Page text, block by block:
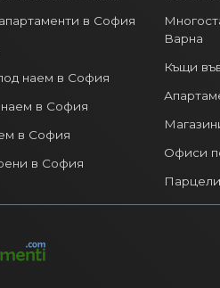
в София
наем в София
в София
в София
в София
Варна
Къщи
Офиси